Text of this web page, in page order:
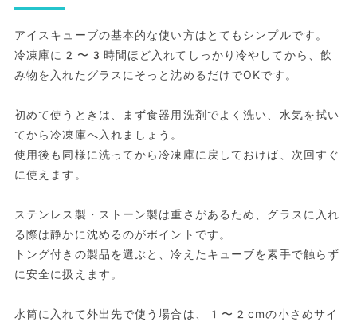
アイスキューブの基本的な使い方はとてもシンプルです。
冷凍庫に2〜3時間ほど入れてしっかり冷やしてから、飲
み物を入れたグラスにそっと沈めるだけでOKです。
初めて使うときは、まず食器用洗剤でよく洗い、水気を拭い
てから冷凍庫へ入れましょう。
使用後も同様に洗ってから冷凍庫に戻しておけば、次回すぐ
に使えます。
ステンレス製・ストーン製は重さがあるため、グラスに入れ
る際は静かに沈めるのがポイントです。
トング付きの製品を選ぶと、冷えたキューブを素手で触らず
に安全に扱えます。
水筒に入れて外出先で使う場合は、1〜2cmの小さめサイ